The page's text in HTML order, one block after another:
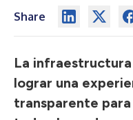
Share
La
lograr una
transparente para